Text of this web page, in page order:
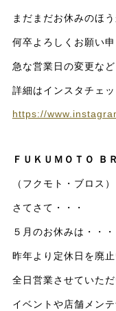
まだまだお休みのほ
何卒よろしくお願い申
急な営業日の変更な
詳細はインスタチェッ
https://
ＦＵＫＵＭＯＴＯ Ｂ
（フクモト・ブロス）
さてさて・・・
５月のお休みは・・・
昨年より定休日を廃
全日営業させていた
イベントや店舗メン